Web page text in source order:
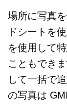
場所に写真
ドシートを
を使用して
こともでき
して一括で
の写真は